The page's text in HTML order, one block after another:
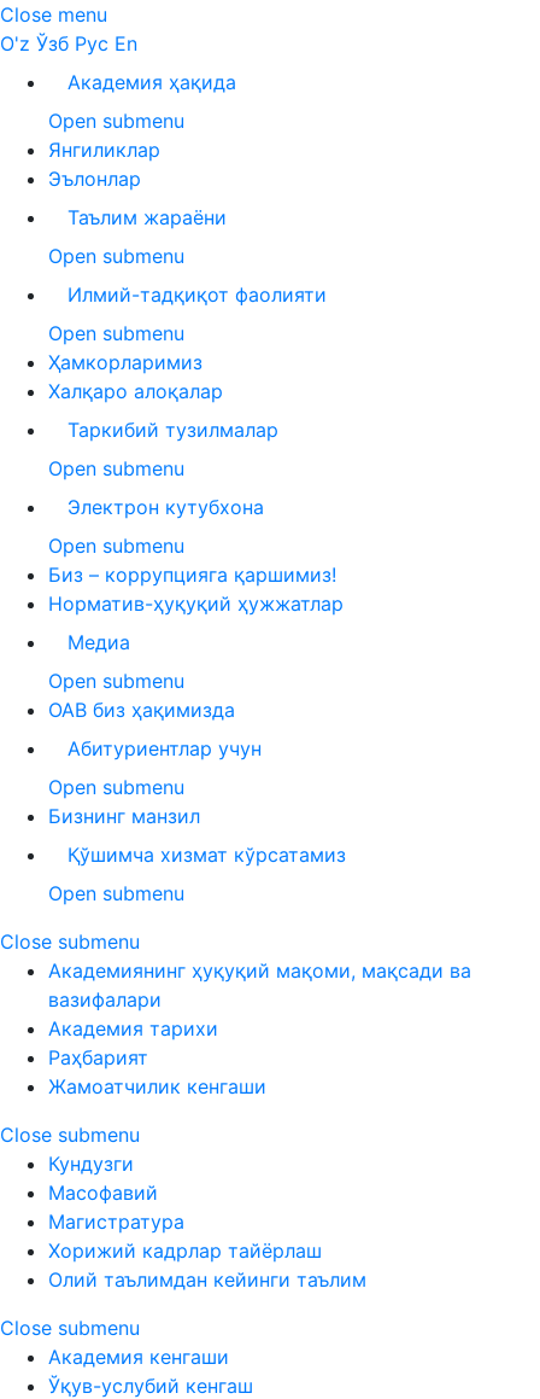
Close menu
O'z Ўзб Рус En
Академия ҳақида
Open submenu
Янгиликлар
Эълонлар
Таълим жараёни
Open submenu
Илмий-тадқиқот фаолияти
Open submenu
Ҳамкорларимиз
Халқаро алоқалар
Таркибий тузилмалар
Open submenu
Электрон кутубхона
Open submenu
Биз – коррупцияга қаршимиз!
Норматив-ҳуқуқий ҳужжатлар
Медиа
Open submenu
ОАВ биз ҳақимизда
Абитуриентлар учун
Open submenu
Бизнинг манзил
Қўшимча хизмат кўрсатамиз
Open submenu
Close submenu
Академиянинг ҳуқуқий мақоми, мақсади ва
вазифалари
Академия тарихи
Раҳбарият
Жамоатчилик кенгаши
Close submenu
Кундузги
Масофавий
Магистратура
Хорижий кадрлар тайёрлаш
Олий таълимдан кейинги таълим
Close submenu
Академия кенгаши
Ўқув-услубий кенгаш